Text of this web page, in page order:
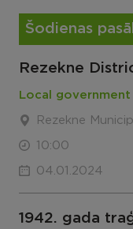
Šodienas
Rezekne
Local government
Rezekne
10:00
04.01.2024
1942. gada